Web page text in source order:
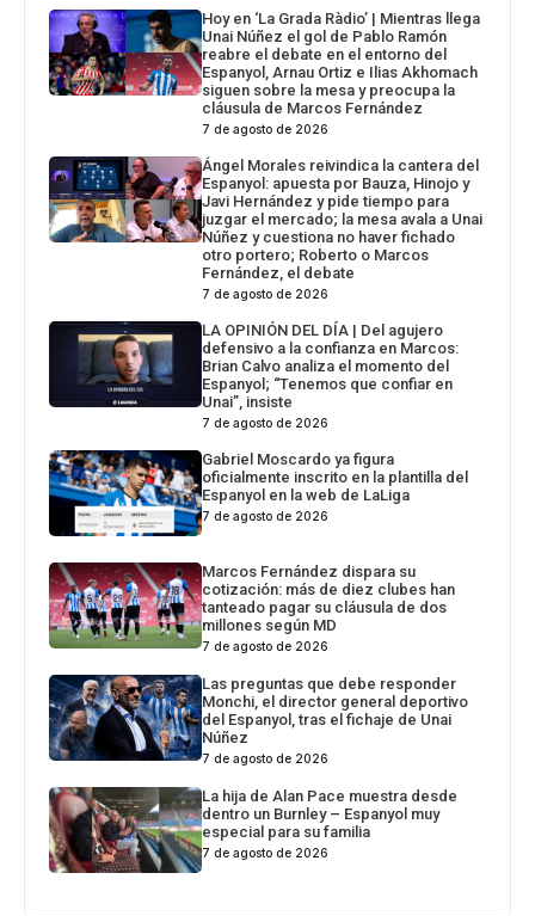
Hoy en ‘La Grada Ràdio’ | Mientras llega
Unai Núñez el gol de Pablo Ramón
reabre el debate en el entorno del
Espanyol, Arnau Ortiz e Ilias Akhomach
siguen sobre la mesa y preocupa la
cláusula de Marcos Fernández
7 de agosto de 2026
Ángel Morales reivindica la cantera del
Espanyol: apuesta por Bauza, Hinojo y
Javi Hernández y pide tiempo para
juzgar el mercado; la mesa avala a Unai
Núñez y cuestiona no haver fichado
otro portero; Roberto o Marcos
Fernández, el debate
7 de agosto de 2026
LA OPINIÓN DEL DÍA | Del agujero
defensivo a la confianza en Marcos:
Brian Calvo analiza el momento del
Espanyol; “Tenemos que confiar en
Unai”, insiste
7 de agosto de 2026
Gabriel Moscardo ya figura
oficialmente inscrito en la plantilla del
Espanyol en la web de LaLiga
7 de agosto de 2026
Marcos Fernández dispara su
cotización: más de diez clubes han
tanteado pagar su cláusula de dos
millones según MD
7 de agosto de 2026
Las preguntas que debe responder
Monchi, el director general deportivo
del Espanyol, tras el fichaje de Unai
Núñez
7 de agosto de 2026
La hija de Alan Pace muestra desde
dentro un Burnley – Espanyol muy
especial para su familia
7 de agosto de 2026